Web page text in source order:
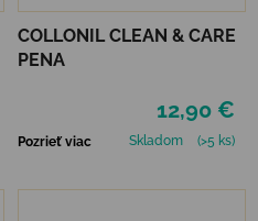
COLLONIL CLEAN & CARE
PENA
12,90 €
Pozrieť viac Skladom (>5 ks)